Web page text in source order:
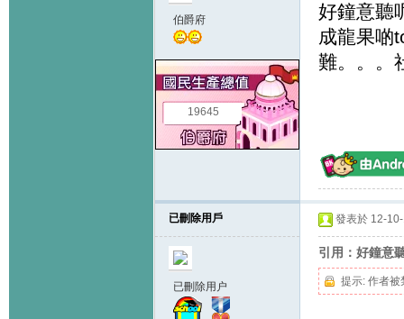
伯爵府
19645
好鐘意聽
成龍果啲
難。。。
已刪除用戶
已刪除用户
發表於 12-
引用：好鐘意
提示: 作者被